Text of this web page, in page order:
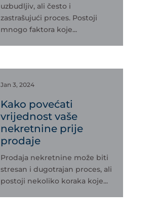
uzbudljiv, ali često i
zastrašujući proces. Postoji
mnogo faktora koje...
Jan 3, 2024
Kako povećati
vrijednost vaše
nekretnine prije
prodaje
Prodaja nekretnine može biti
stresan i dugotrajan proces, ali
postoji nekoliko koraka koje...